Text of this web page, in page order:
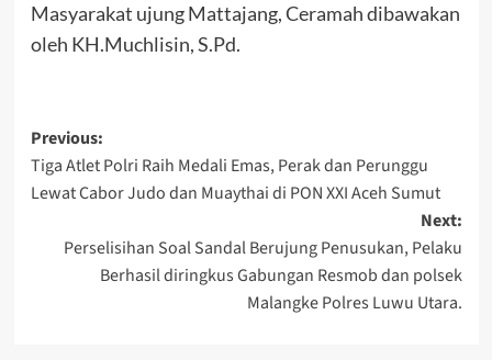
Masyarakat ujung Mattajang, Ceramah dibawakan
oleh KH.Muchlisin, S.Pd.
Post
navigation
Previous:
Tiga Atlet Polri Raih Medali Emas, Perak dan Perunggu
Lewat Cabor Judo dan Muaythai di PON XXI Aceh Sumut
Next:
Perselisihan Soal Sandal Berujung Penusukan, Pelaku
Berhasil diringkus Gabungan Resmob dan polsek
Malangke Polres Luwu Utara.